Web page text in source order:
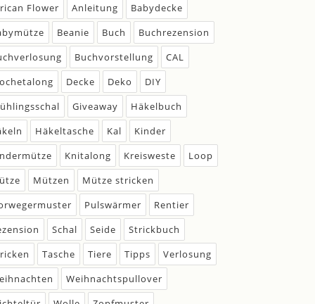
Flower Anleitung
Babydecke
Beanie Buch
Buchrezension
Buchvorstellung
CAL
Decke Deko
DIY
Giveaway
Häkelbuch
Häkeltasche Kal
Kinder
Knitalong Kreisweste
Loop
Mützen
Mütze stricken
Pulswärmer
Rentier
Schal Seide
Strickbuch
Tasche Tiere Tipps
Verlosung
Weihnachtspullover